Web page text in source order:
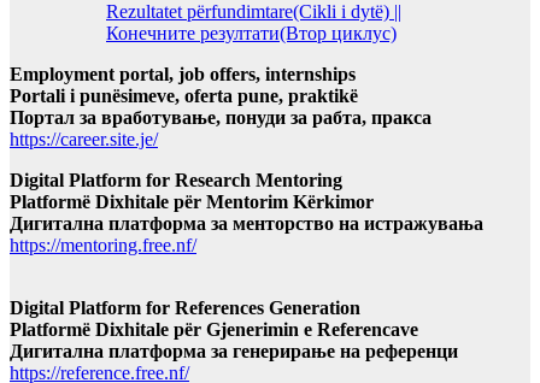
Rezultatet përfundimtare(Cikli i dytë) ||
Конечните резултати(Втор циклус)
Employment portal, job offers, internships
Portali i punësimeve, oferta pune, praktikë
Портал за вработување, понуди за рабта, пракса
https://career.site.je/
Digital Platform for Research Mentoring
Platformë Dixhitale për Mentorim Kërkimor
Дигитална платформа за менторство на истражувања
https://mentoring.free.nf/
Digital Platform for References Generation
Platformë Dixhitale për Gjenerimin e Referencave
Дигитална платформа за генерирање на референци
https://reference.free.nf/